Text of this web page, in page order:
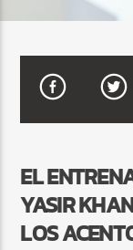
CURRENT SHOW
2:00 PM
Beone Radio
EL
YASIR
LOS